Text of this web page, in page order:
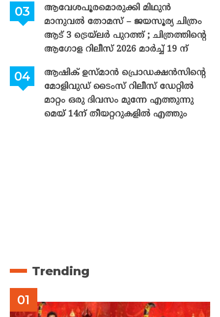
ആവേശപൂരമൊരുക്കി മിഥുൻ
മാനുവൽ തോമസ് – ജയസൂര്യ ചിത്രം
ആട് 3 ട്രെയ്‌ലർ പുറത്ത് ; ചിത്രത്തിന്റെ
ആഗോള റിലീസ് 2026 മാർച്ച് 19 ന്
ആഷിക് ഉസ്മാൻ പ്രൊഡക്ഷൻസിന്റെ
മോളിവുഡ് ടൈംസ് റിലീസ് ഡേറ്റിൽ
മാറ്റം ഒരു ദിവസം മുന്നേ എത്തുന്നു
മെയ് 14ന് തീയറ്ററുകളിൽ എത്തും
Trending